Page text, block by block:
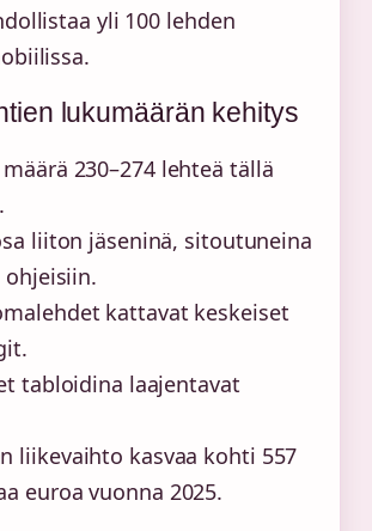
yli 100 lehden
lukumäärän kehitys
230–274 lehteä tällä
liiton jäseninä, sitoutuneina
kattavat keskeiset
tabloidina laajentavat
liikevaihto kasvaa kohti 557
euroa vuonna 2025.